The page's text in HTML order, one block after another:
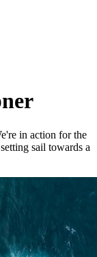
in action for the
sail towards a